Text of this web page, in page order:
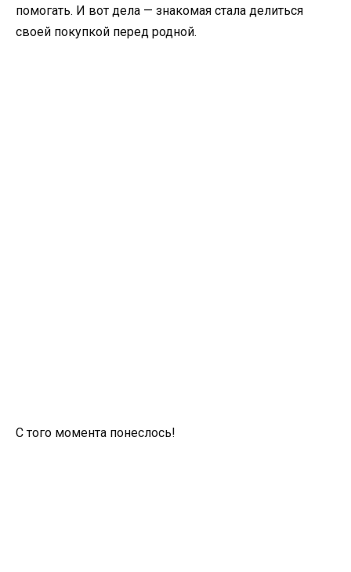
помогать. И вот дела — знакомая стала делиться
своей покупкой перед родной.
С того момента понеслось!